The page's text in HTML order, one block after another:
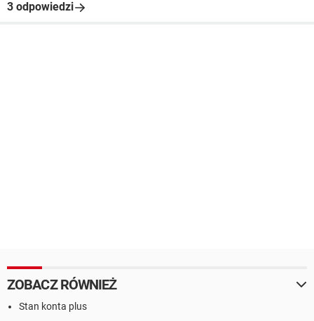
3 odpowiedzi
ZOBACZ RÓWNIEŻ
Stan konta plus